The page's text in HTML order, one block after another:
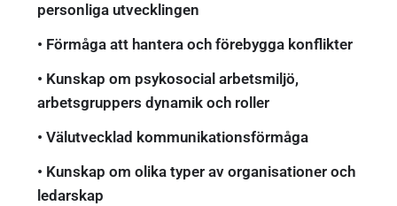
personliga utvecklingen
• Förmåga att hantera och förebygga konflikter
• Kunskap om psykosocial arbetsmiljö,
arbetsgruppers dynamik och roller
• Välutvecklad kommunikationsförmåga
• Kunskap om olika typer av organisationer och
ledarskap